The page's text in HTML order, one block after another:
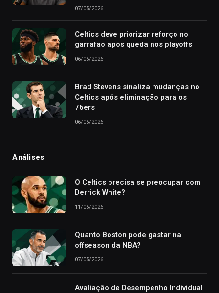
07/05/2026
Celtics deve priorizar reforço no
garrafão após queda nos playoffs
06/05/2026
Brad Stevens sinaliza mudanças no
Celtics após eliminação para os
76ers
06/05/2026
Análises
O Celtics precisa se preocupar com
Derrick White?
11/05/2026
Quanto Boston pode gastar na
offseason da NBA?
07/05/2026
Avaliação de Desempenho Individual